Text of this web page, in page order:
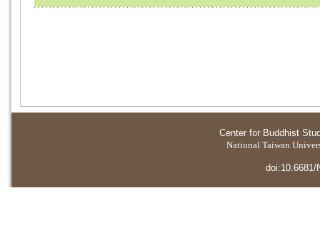
Center for Buddhist
National Taiwan
doi:10.6681/